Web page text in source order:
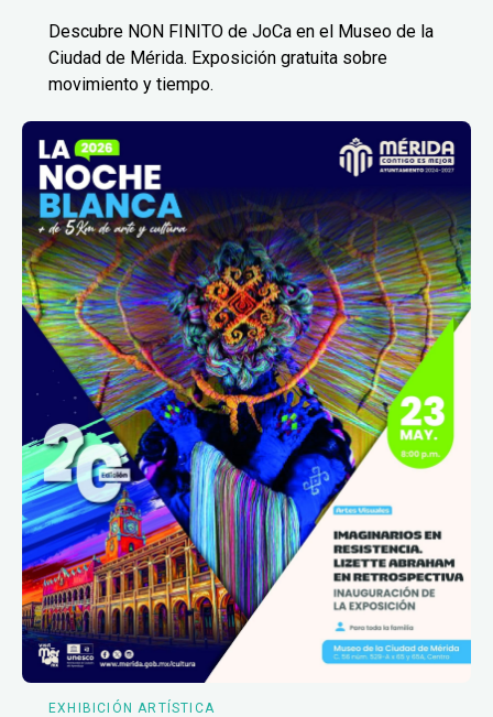
Descubre NON FINITO de JoCa en el Museo de la
Ciudad de Mérida. Exposición gratuita sobre
movimiento y tiempo.
EXHIBICIÓN ARTÍSTICA